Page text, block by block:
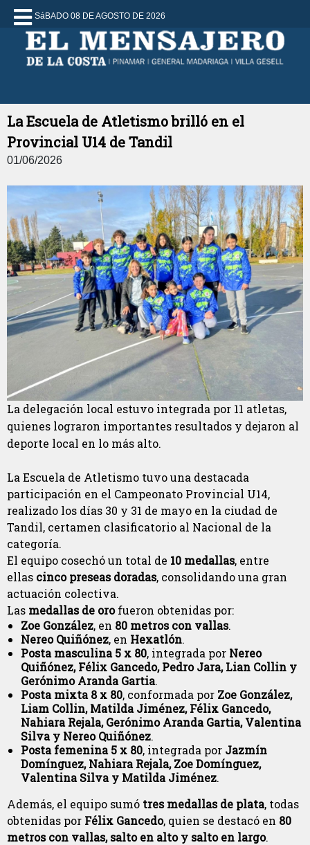
SáBADO 08 DE AGOSTO DE 2026
La Escuela de Atletismo brilló en el
Provincial U14 de Tandil
01/06/2026
La delegación local estuvo integrada por 11 atletas,
quienes lograron importantes resultados y dejaron al
deporte local en lo más alto.
La Escuela de Atletismo tuvo una destacada
participación en el Campeonato Provincial U14,
realizado los días 30 y 31 de mayo en la ciudad de
Tandil, certamen clasificatorio al Nacional de la
categoría.
El equipo cosechó un total de 10 medallas, entre
ellas cinco preseas doradas, consolidando una gran
actuación colectiva.
Las medallas de orofueron obtenidas por:
Zoe González, en 80 metros con vallas.
Nereo Quiñónez, en Hexatlón.
Posta masculina 5 x 80, integrada por Nereo
Quiñónez, Félix Gancedo, Pedro Jara, Lian Collin y
Gerónimo Aranda Gartia.
Posta mixta 8 x 80, conformada por Zoe González,
Liam Collin, Matilda Jiménez, Félix Gancedo,
Nahiara Rejala, Gerónimo Aranda Gartia, Valentina
Silva y Nereo Quiñónez.
Posta femenina 5 x 80, integrada por Jazmín
Domínguez, Nahiara Rejala, Zoe Domínguez,
Valentina Silva y Matilda Jiménez.
Además, el equipo sumó tres medallas de plata, todas
obtenidas por Félix Gancedo, quien se destacó en 80
metros con vallas, salto en alto y salto en largo.